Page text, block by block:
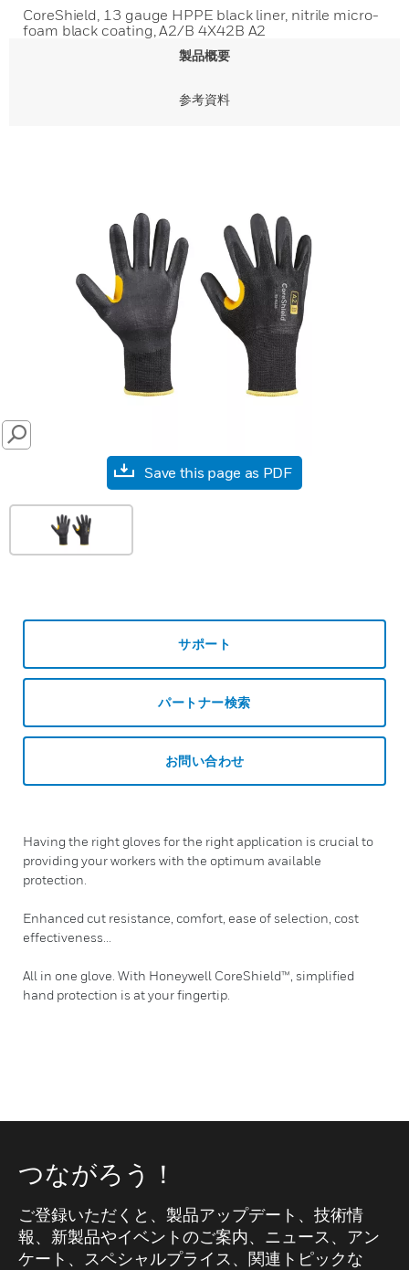
CoreShield, 13 gauge HPPE black liner, nitrile micro-
foam black coating, A2/B 4X42B A2
製品概要
参考資料
SEARCH
Save this page as PDF
サポート
パートナー検索
お問い合わせ
Having the right gloves for the right application is crucial to
providing your workers with the optimum available
protection.
Enhanced cut resistance, comfort, ease of selection, cost
effectiveness...
All in one glove. With Honeywell CoreShield™, simplified
hand protection is at your fingertip.
つながろう！
ご登録いただくと、製品アップデート、技術情
報、新製品やイベントのご案内、ニュース、アン
ケート、スペシャルプライス、関連トピックな